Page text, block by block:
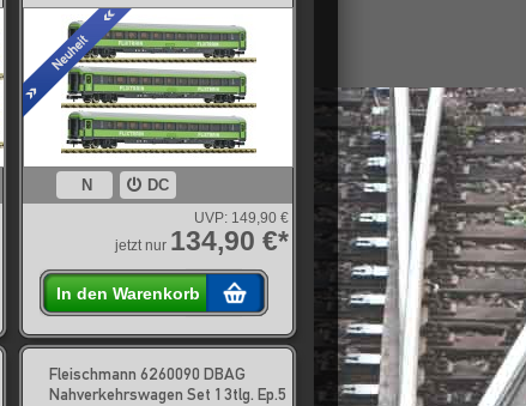
N DC
UVP: 149,90 €
jetzt nur 134,90 €*
In den Warenkorb
Fleischmann 6260090 DBAG
Nahverkehrswagen Set 1 3tlg. Ep.5